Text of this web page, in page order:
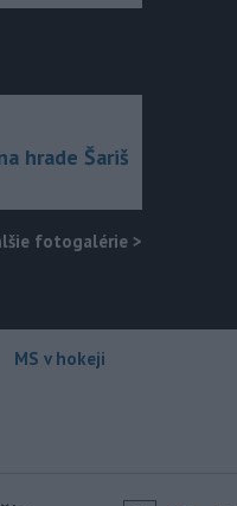
hrade Šariš
fotogalérie >
MS v hokeji